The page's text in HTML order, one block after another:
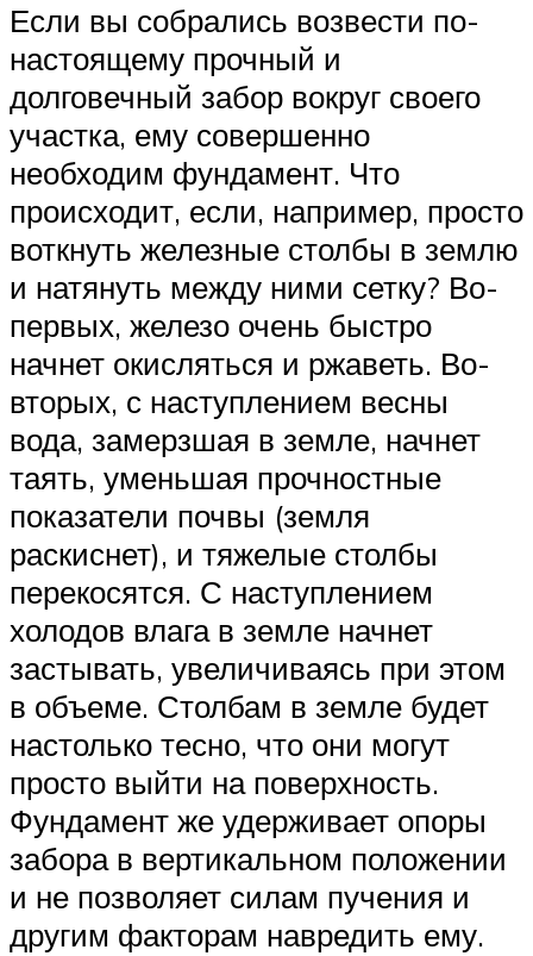
Если вы собрались возвести по-
настоящему прочный и
долговечный забор вокруг своего
участка, ему совершенно
необходим фундамент. Что
происходит, если, например, просто
воткнуть железные столбы в землю
и натянуть между ними сетку? Во-
первых, железо очень быстро
начнет окисляться и ржаветь. Во-
вторых, с наступлением весны
вода, замерзшая в земле, начнет
таять, уменьшая прочностные
показатели почвы (земля
раскиснет), и тяжелые столбы
перекосятся. С наступлением
холодов влага в земле начнет
застывать, увеличиваясь при этом
в объеме. Столбам в земле будет
настолько тесно, что они могут
просто выйти на поверхность.
Фундамент же удерживает опоры
забора в вертикальном положении
и не позволяет силам пучения и
другим факторам навредить ему.